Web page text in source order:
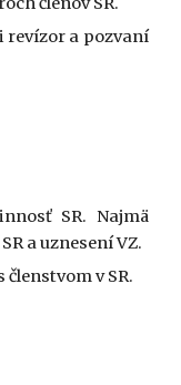
revízor a pozvaní
SR. Najmä
a uznesení VZ.
v SR.